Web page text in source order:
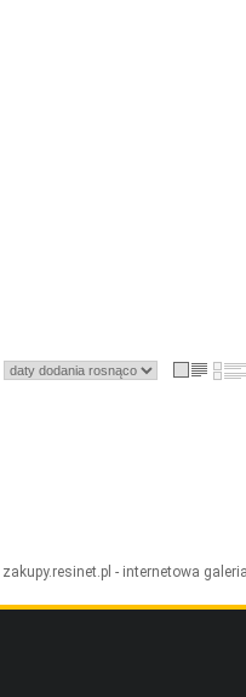
zakupy.resinet.pl - internetowa